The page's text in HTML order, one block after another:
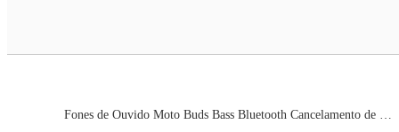
Preços e condições de
As imagens dos produtos são meramente